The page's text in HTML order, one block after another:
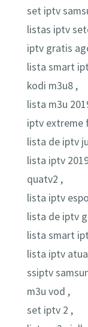
set iptv
listas iptv
iptv gratis
lista smart
kodi m3u8 ,
lista m3u
iptv extreme
lista de iptv
lista iptv
quatv2 ,
lista iptv
lista de iptv
lista smart
lista iptv
ssiptv
m3u vod ,
set iptv 2 ,